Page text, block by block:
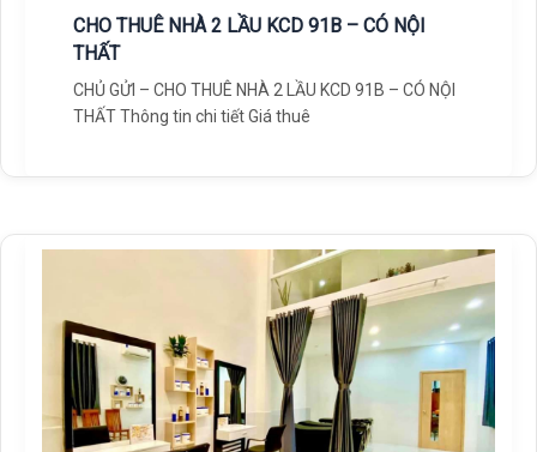
CHO THUÊ NHÀ 2 LẦU KCD 91B – CÓ NỘI
THẤT
CHỦ GỬI – CHO THUÊ NHÀ 2 LẦU KCD 91B – CÓ NỘI
THẤT Thông tin chi tiết Giá thuê